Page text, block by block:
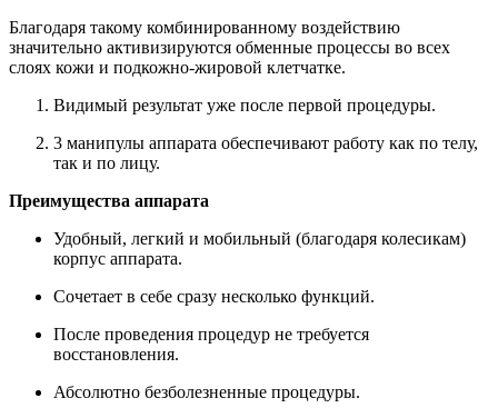
Благодаря такому комбинированному воздействию
значительно активизируются обменные процессы во всех
слоях кожи и подкожно-жировой клетчатке.
Видимый результат уже после первой процедуры.
3 манипулы аппарата обеспечивают работу как по телу,
так и по лицу.
Преимущества аппарата
Удобный, легкий и мобильный (благодаря колесикам)
корпус аппарата.
Сочетает в себе сразу несколько функций.
После проведения процедур не требуется
восстановления.
Абсолютно безболезненные процедуры.